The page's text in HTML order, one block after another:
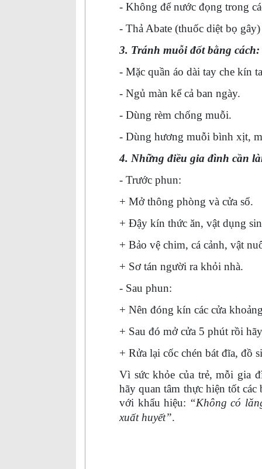
- Không để nước đọng trong
- Thả Abate (thuốc diệt bọ
3. Tránh muỗi đốt bằng cách:
- Mặc quần áo dài tay che kín
- Ngủ màn kể cả ban ngày.
- Dùng rèm chống muỗi.
- Dùng hương muỗi bình xịt,
4. Những điều gia đình cần
- Trước phun:
+ Mở thông phòng và cửa sổ.
+ Đậy kín thức ăn, vật dụng
+ Bảo vệ chim, cá cảnh, vật
+ Sơ tán người ra khỏi nhà.
- Sau phun:
+ Nên đóng kín các cửa
+ Sau đó mở cửa 5 phút rồi
+ Rửa lại cốc chén bát đĩa, đồ
Vì sức khỏe của trẻ, mỗi gia
hãy quan tâm thực hiện tốt
với khẩu hiệu: “Không có
xuất huyết”.